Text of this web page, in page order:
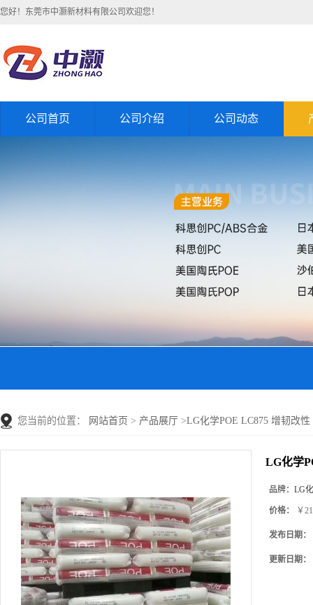
您好！东莞市中灏新材料有限公司欢迎您！
公司首页 公司介绍 公司动态
您当前的位置： 网站首页 > 产品展厅 >LG化学POE LC875 增韧改
LG化学
品牌： LG
价格： ￥
发布日期：
更新日期：